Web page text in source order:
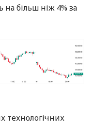
більш ніж 4% за
технологічних